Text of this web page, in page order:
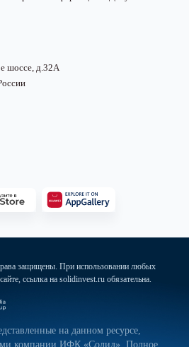
шоссе, д.32А
защищены. При использовании любых
ссылка на solidinvest.ru обязательна.
на данном ресурсе,
компании ИФК «Солид». Полное